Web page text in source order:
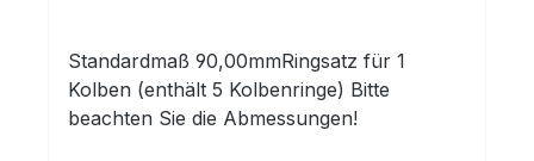
Standardmaß 90,00mmRingsatz für 1
Kolben (enthält 5 Kolbenringe) Bitte
beachten Sie die Abmessungen!